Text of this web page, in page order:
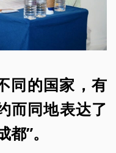
同的国家，有
而同地表达了
”。